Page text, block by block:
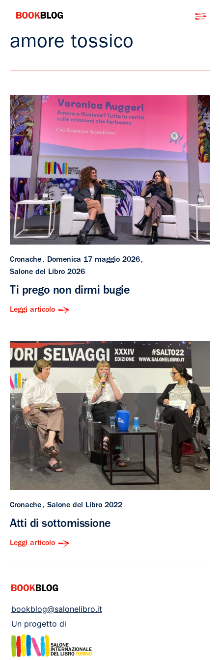
Bookblog
amore tossico
Cronache
Domenica 17 maggio 2026
Salone del Libro 2026
Ti prego non dirmi bugie
Leggi articolo
Cronache Salone del Libro 2022
Atti di sottomissione
Leggi articolo
bookblog@salonelibro.it
Un progetto di